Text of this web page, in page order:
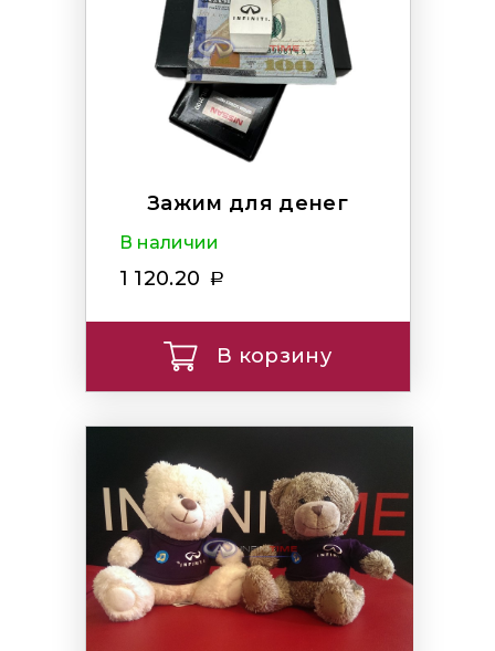
Зажим для денег
В наличии
1 120.20
В корзину